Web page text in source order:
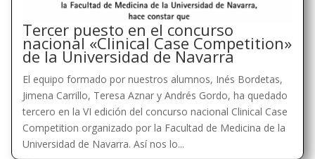
Tercer puesto en el concurso
nacional «Clinical Case Competition»
de la Universidad de Navarra
El equipo formado por nuestros alumnos, Inés Bordetas,
Jimena Carrillo, Teresa Aznar y Andrés Gordo, ha quedado
tercero en la VI edición del concurso nacional Clinical Case
Competition organizado por la Facultad de Medicina de la
Universidad de Navarra. Así nos lo...